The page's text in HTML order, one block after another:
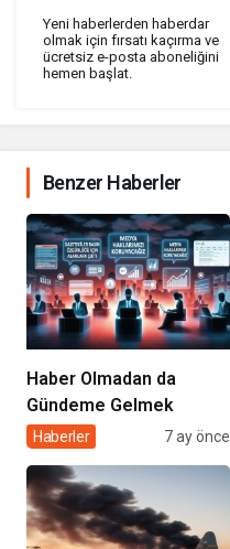
Yeni haberlerden haberdar
olmak için fırsatı kaçırma ve
ücretsiz e-posta aboneliğini
hemen başlat.
Benzer Haberler
Haber Olmadan da
Gündeme Gelmek
Haberler 7 ay önce